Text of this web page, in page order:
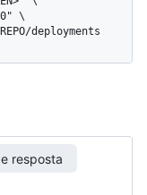
deployments
resposta